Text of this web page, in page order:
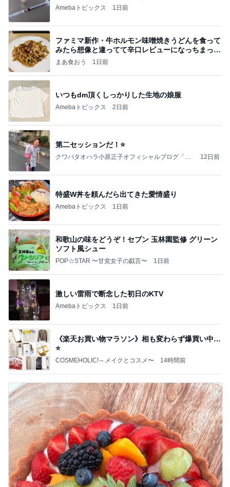
Amebaトピックス 1日前
ファミマ新作・牛ホルモン味噌焼きうどんを食って
みたら想像と違ってて辛口レビューになっちまった
話
まあ食おう 1日前
いつもdm頂くしっかりした生地の娘服
Amebaトピックス 2日前
第二セッションだ！⭐️
クワバタオハラ小原正子オフィシャルブログ「女
12日前
特盛W丼を頼んだら出てきた愛情盛り
Amebaトピックス 1日前
和歌山の味をどうぞ！セブン 玉林園監修 グリーン
ソフト風シュー
POP☆STAR 〜甘党女子の戯言〜 1日前
激しい雷雨で断念した初日のKTV
Amebaトピックス 1日前
《楽天お買い物マラソン》相も変わらず爆買い中…
⭐️
COSMEHOLIC!～メイクとコスメ〜 14時間前